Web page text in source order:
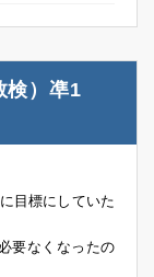
検）凖1
目標にしていた
要なくなったの